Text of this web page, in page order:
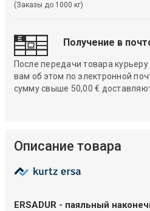
(Заказы до 1000 кг)
Получение в
После передачи товара
вам об этом по электронной
сумму свыше 50,00 €
Описание товара
ERSADUR - паяльный